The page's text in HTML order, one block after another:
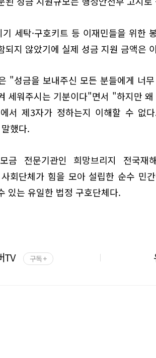
세탁·구호키트 등 이재민들을 위한
되지 않았기에 실제 성금 지원 금액은
"성금을 보내주신 모든 분들에게 너
세워주시는 기분이다"면서 "하지만
서 제3자가 정하는지 이해할 수 없
했다.
금 전문기관인 희망브리지 전국재
회단체가 힘을 모아 설립한 순수 민
있는 유일한 법정 구호단체다.
TV 구독 +